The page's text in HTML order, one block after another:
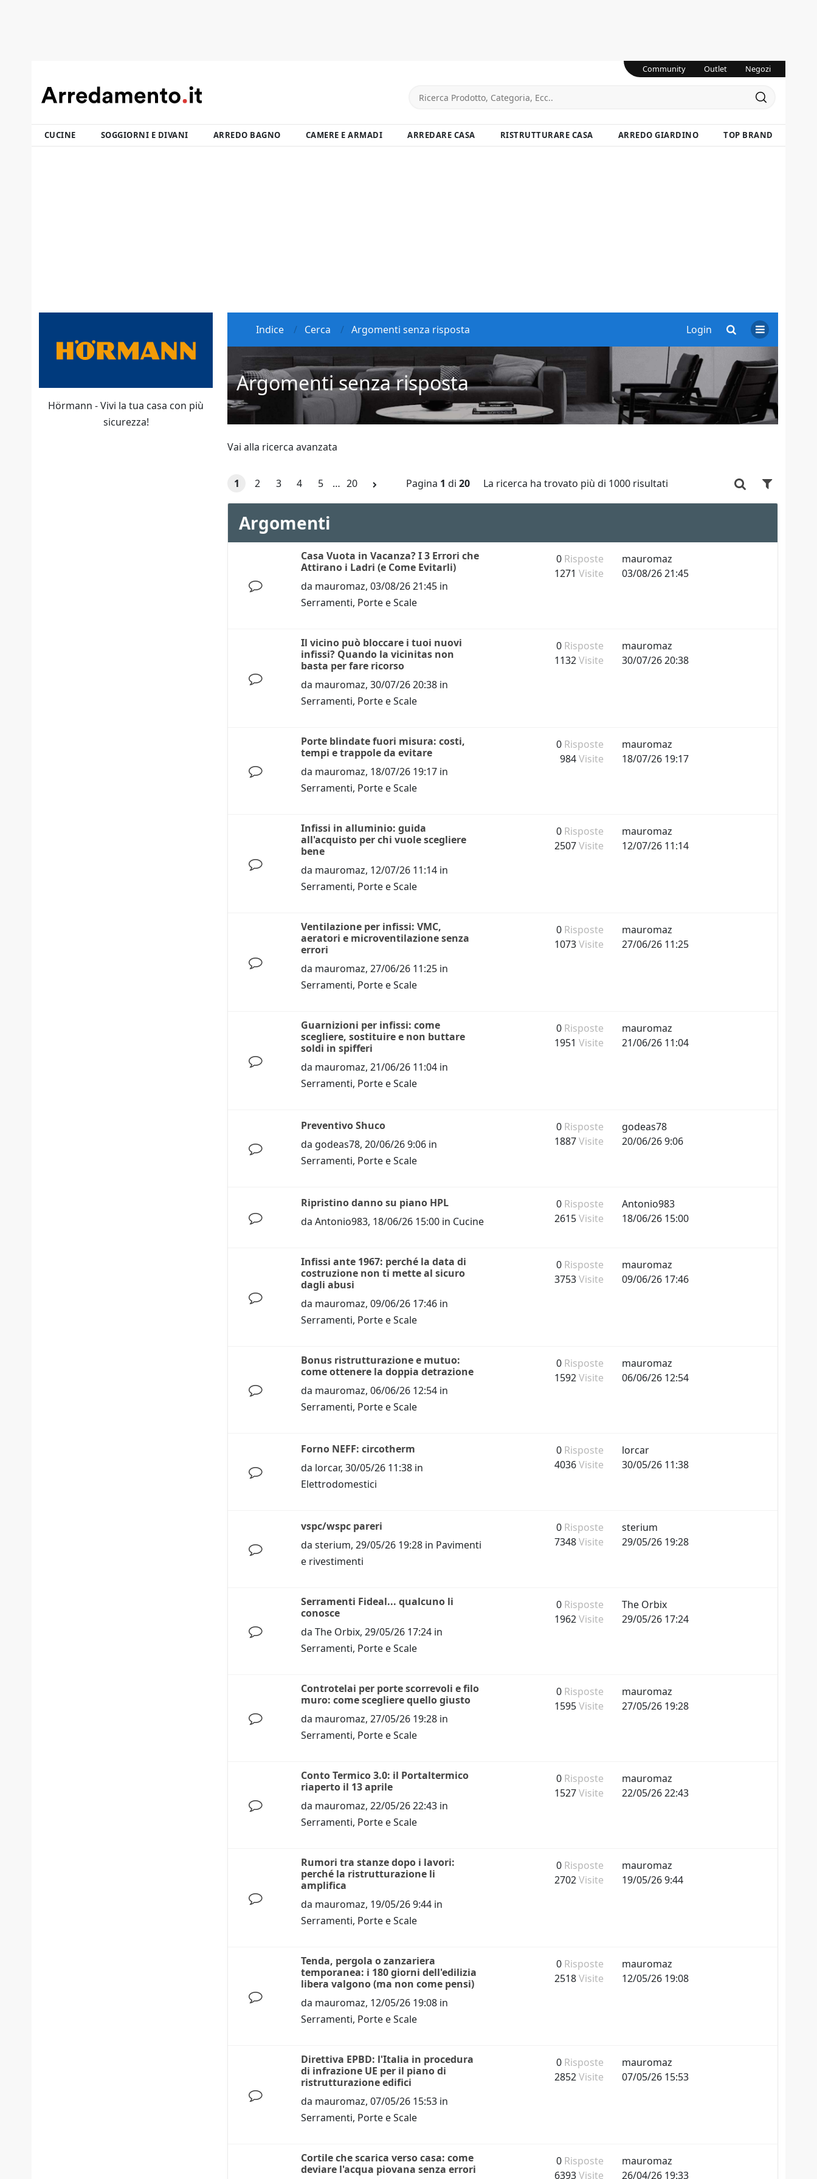
Community Outlet Negozi
CUCINE SOGGIORNI E DIVANI ARREDO BAGNO CAMERE E ARMADI ARREDARE CASA RISTRUTTURARE CASA ARREDO GIARDINO TOP BRAND
Login
Indice Cerca Argomenti senza risposta
Argomenti senza risposta
Vai alla ricerca avanzata
1 2 3 4 5 … 20 Pagina 1 di 20 La ricerca ha trovato più di 1000 risultati
Argomenti
Casa Vuota in Vacanza? I 3 Errori che
Attirano i Ladri (e Come Evitarli)
da mauromaz,03/08/26 21:45 in
Serramenti, Porte e Scale
0 Risposte
1271 Visite
mauromaz
03/08/26 21:45
Il vicino può bloccare i tuoi nuovi
infissi? Quando la vicinitas non
basta per fare ricorso
da mauromaz,30/07/26 20:38 in
Serramenti, Porte e Scale
0 Risposte
1132Visite
mauromaz
30/07/26 20:38
Porte blindate fuori misura: costi,
tempi e trappole da evitare
da mauromaz, 18/07/26 19:17 in
Serramenti, Porte e Scale
0 Risposte
984Visite
mauromaz
18/07/26 19:17
Infissi in alluminio: guida
all'acquisto per chi vuole scegliere
bene
da mauromaz, 12/07/26 11:14 in
Serramenti, Porte e Scale
0 Risposte
2507Visite
mauromaz
12/07/26 11:14
Ventilazione per infissi: VMC,
aeratori e microventilazione senza
errori
da mauromaz,27/06/26 11:25 in
Serramenti, Porte e Scale
0 Risposte
1073Visite
mauromaz
27/06/26 11:25
Guarnizioni per infissi: come
scegliere, sostituire e non buttare
soldi in spifferi
da mauromaz,21/06/26 11:04 in
Serramenti, Porte e Scale
0 Risposte
1951 Visite
mauromaz
21/06/26 11:04
Preventivo Shuco
da godeas78,20/06/26 9:06 in
Serramenti, Porte e Scale
0 Risposte
1887Visite
godeas78
20/06/26 9:06
Ripristino danno su piano HPL
daAntonio983, 18/06/26 15:00 in Cucine
0 Risposte
2615Visite
Antonio983
18/06/26 15:00
Infissi ante 1967: perché la data di
costruzione non ti mette al sicuro
dagli abusi
da mauromaz,09/06/26 17:46 in
Serramenti, Porte e Scale
0 Risposte
3753Visite
mauromaz
09/06/26 17:46
Bonus ristrutturazione e mutuo:
come ottenere la doppia detrazione
da mauromaz,06/06/26 12:54 in
Serramenti, Porte e Scale
0 Risposte
1592Visite
mauromaz
06/06/26 12:54
Forno NEFF: circotherm
da lorcar,30/05/26 11:38 in
Elettrodomestici
0 Risposte
4036Visite
lorcar
30/05/26 11:38
vspc/wspc pareri
dasterium,29/05/26 19:28 in Pavimenti
e rivestimenti
0 Risposte
7348Visite
sterium
29/05/26 19:28
Serramenti Fideal... qualcuno li
conosce
daThe Orbix,29/05/26 17:24 in
Serramenti, Porte e Scale
0 Risposte
1962Visite
The Orbix
29/05/26 17:24
Controtelai per porte scorrevoli e filo
muro: come scegliere quello giusto
da mauromaz,27/05/26 19:28 in
Serramenti, Porte e Scale
0 Risposte
1595Visite
mauromaz
27/05/26 19:28
Conto Termico 3.0: il Portaltermico
riaperto il 13 aprile
da mauromaz,22/05/26 22:43 in
Serramenti, Porte e Scale
0 Risposte
1527Visite
mauromaz
22/05/26 22:43
Rumori tra stanze dopo i lavori:
perché la ristrutturazione li
amplifica
da mauromaz, 19/05/26 9:44 in
Serramenti, Porte e Scale
0 Risposte
2702Visite
mauromaz
19/05/26 9:44
Tenda, pergola o zanzariera
temporanea: i 180 giorni dell'edilizia
libera valgono (ma non come pensi)
da mauromaz, 12/05/26 19:08 in
Serramenti, Porte e Scale
0 Risposte
2518Visite
mauromaz
12/05/26 19:08
Direttiva EPBD: l'Italia in procedura
di infrazione UE per il piano di
ristrutturazione edifici
da mauromaz,07/05/26 15:53 in
Serramenti, Porte e Scale
0 Risposte
2852Visite
mauromaz
07/05/26 15:53
Cortile che scarica verso casa: come
deviare l'acqua piovana senza errori
0 Risposte
6393Visite
mauromaz
26/04/26 19:33
Hörmann - Vivi la tua casa con più
sicurezza!